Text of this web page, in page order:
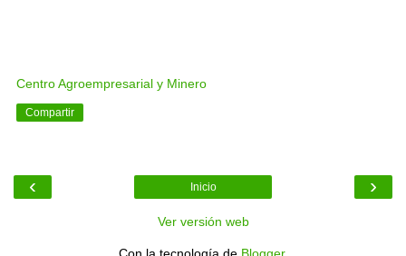
Centro Agroempresarial y Minero
Compartir
‹ ›
Inicio
Ver versión web
Con la tecnología de Blogger.